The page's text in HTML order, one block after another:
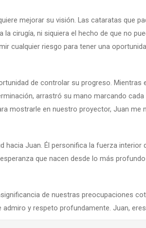
mejorar su visión. Las cataratas que
cirugía, ni siquiera el hecho de que no
cualquier riesgo para tener una
de controlar su progreso.
arrastró su mano marcando
mostrarle en nuestro proyector, Juan
Juan. Él personifica la fuerza
que nacen desde lo más
de nuestras preocupaciones
y respeto profundamente. Juan,